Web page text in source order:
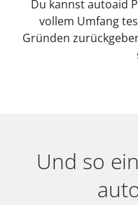
Du kannst autoaid
vollem Umfang
Gründen
Und so